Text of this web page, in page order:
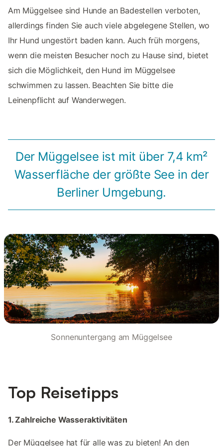
Am Müggelsee sind Hunde an Badestellen verboten,
allerdings finden Sie auch viele abgelegene Stellen, wo
Ihr Hund ungestört baden kann. Auch früh morgens,
wenn die meisten Besucher noch zu Hause sind, bietet
sich die Möglichkeit, den Hund im Müggelsee
schwimmen zu lassen. Beachten Sie bitte die
Leinenpflicht auf Wanderwegen.
Der Müggelsee ist mit über 7,4 km²
Wasserfläche der größte See in der
Berliner Umgebung.
Sonnenuntergang am Müggelsee
Top Reisetipps
1. Zahlreiche Wasseraktivitäten
Der Müggelsee hat für alle was zu bieten! An den